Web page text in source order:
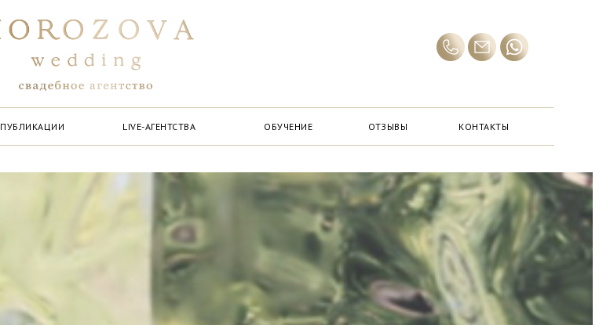
КОНТАКТЫ
ОТЗЫВЫ
ОБУЧЕНИЕ
LIVE-АГЕНТСТВА
ПУБЛИКАЦИИ